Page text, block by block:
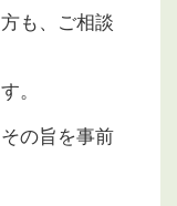
も、ご相談
。
の旨を事前